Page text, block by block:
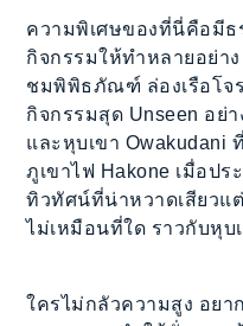
ความพิเศษของที่นี่คือมี
กิจกรรมให้ทำหลายอย่า
ชมพิพิธภัณฑ์ ล่องเรือโจ
กิจกรรมสุด Unseen อย่
และหุบเขา Owakudani
ภูเขาไฟ Hakone เมื่อป
ทิวทัศน์ที่น่าหวาดเสียวแ
ไม่เหมือนที่ใด ราวกับหุบ
ใครไม่กลัวความสูง อย